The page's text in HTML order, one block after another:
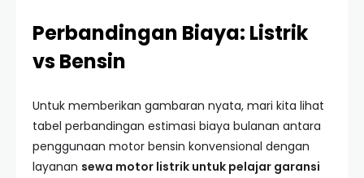
Perbandingan Biaya: Listrik
vs Bensin
Untuk memberikan gambaran nyata, mari kita lihat
tabel perbandingan estimasi biaya bulanan antara
penggunaan motor bensin konvensional dengan
layanan sewa motor listrik untuk pelajar garansi